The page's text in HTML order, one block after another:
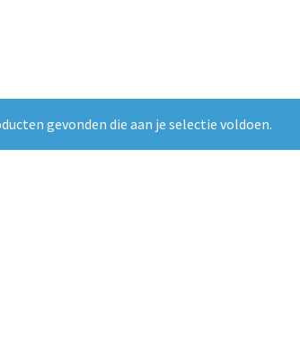
gevonden die aan je selectie voldoen.